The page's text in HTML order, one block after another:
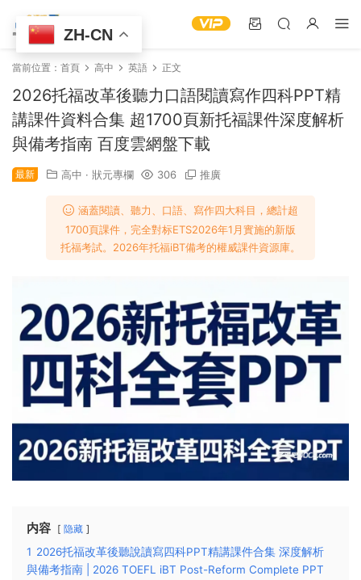
當前位置： 首頁 高中 英語 正文
2026托福改革後聽力口語閱讀寫作四科PPT精
講課件資料合集 超1700頁新托福課件深度解析
與備考指南 百度雲網盤下載
最新 高中 · 狀元專欄 306 推廣
涵蓋閱讀、聽力、口語、寫作四大科目，總計超
1700頁課件，完全對标ETS2026年1月實施的新版
托福考試。2026年托福iBT備考的權威課件資源庫。
内容 隐藏
1 2026托福改革後聽說讀寫四科PPT精講課件合集 深度解析
與備考指南 | 2026 TOEFL iBT Post-Reform Complete PPT
ZH-CN